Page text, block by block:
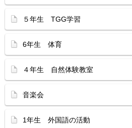
５年生 TGG学習
6年生 体育
４年生 自然体験教室
音楽会
1年生 外国語の活動